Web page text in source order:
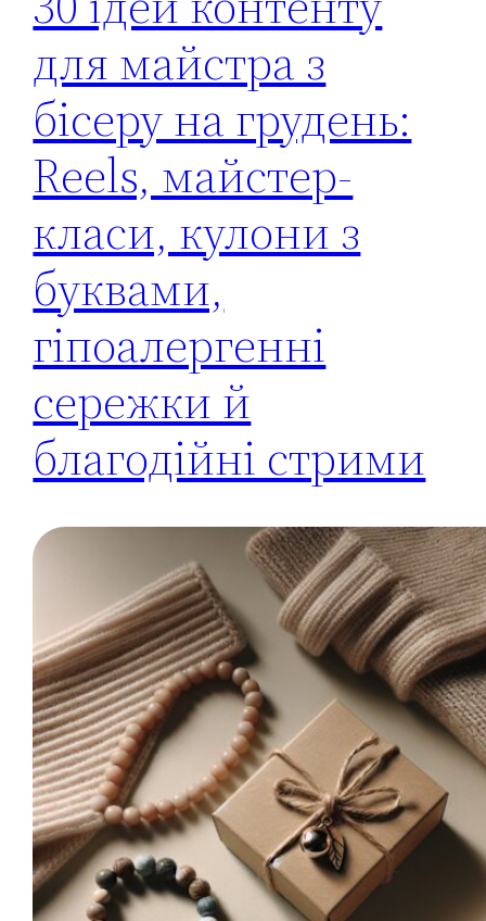
для майстра з
бісеру на грудень:
Reels, майстер-
класи, кулони з
буквами,
гіпоалергенні
сережки й
благодійні стрими